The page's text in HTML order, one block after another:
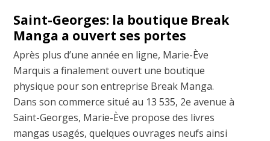
Saint-Georges: la boutique Break
Manga a ouvert ses portes
Après plus d’une année en ligne, Marie-Ève
Marquis a finalement ouvert une boutique
physique pour son entreprise Break Manga.
Dans son commerce situé au 13 535, 2e avenue à
Saint-Georges, Marie-Ève propose des livres
mangas usagés, quelques ouvrages neufs ainsi